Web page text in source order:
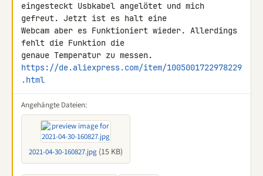
eingesteckt Usbkabel angelötet und mich
gefreut. Jetzt ist es halt eine
Webcam aber es Funktioniert wieder. Allerdings
fehlt die Funktion die
https://de.aliexpress.com/item/1005001722978229
.html
Angehängte Dateien:
2021-04-30-160827.jpg (15 KB)